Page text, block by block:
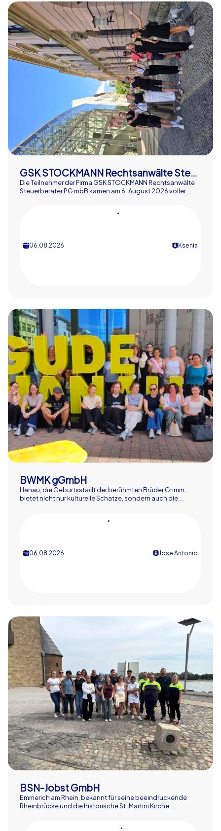
GSK STOCKMANN Rechtsanwälte Steuerberater PG mbB
Die Teilnehmer der Firma GSK STOCKMANN Rechtsanwälte
Steuerberater PG mbB kamen am 6. August 2026 voller...
06.08.2026
•
Ksenia
BWMK gGmbH
Hanau, die Geburtsstadt der berühmten Brüder Grimm,
bietet nicht nur kulturelle Schätze, sondern auch die...
06.08.2026
•
Jose Antonio
BSN-Jobst GmbH
Emmerich am Rhein, bekannt für seine beeindruckende
Rheinbrücke und die historische St. Martini Kirche,...
•